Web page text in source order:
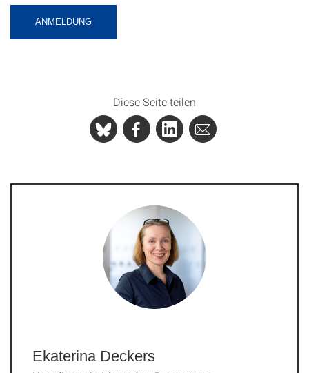
ANMELDUNG
Diese Seite teilen
Ekaterina Deckers